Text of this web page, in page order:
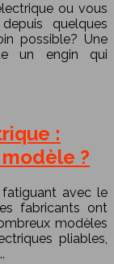
ou vous
quelques
possible? Une
un engin qui
:
?
fatiguant avec le
fabricants ont
modèles
pliables,